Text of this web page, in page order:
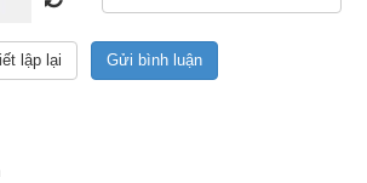
Đường Hoàng Đạo nên làm việc gì
Kim Đường theo sách
dễ thành công